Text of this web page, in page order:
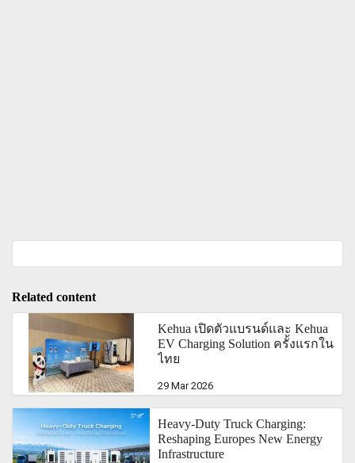
Related content
Kehua เปิดตัวแบรนด์และ Kehua
EV Charging Solution ครั้งแรกใน
ไทย
29 Mar 2026
Heavy-Duty Truck Charging:
Reshaping Europes New Energy
Infrastructure